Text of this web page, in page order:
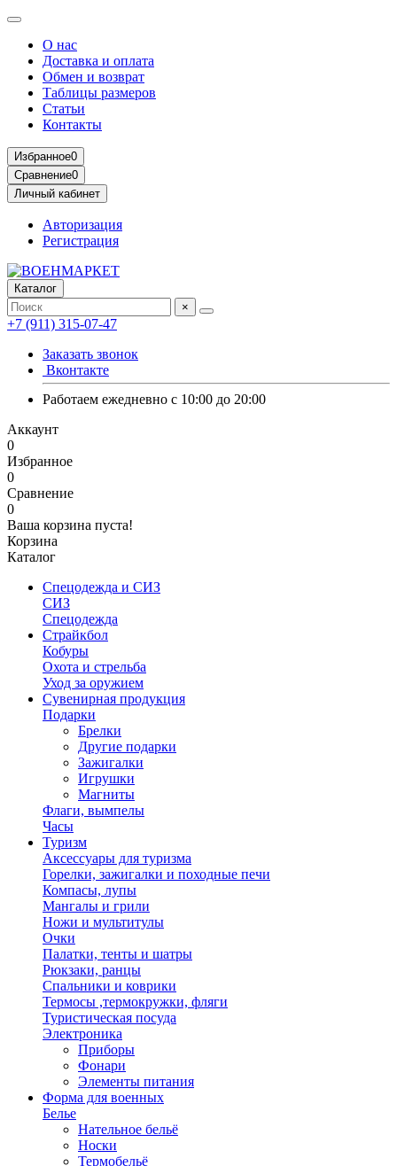
О нас
Доставка и оплата
Обмен и возврат
Таблицы размеров
Статьи
Контакты
Избранное0
Сравнение0
Личный кабинет
Авторизация
Регистрация
Каталог
×
+7 (911) 315-07-47
Заказать звонок
Вконтакте
Работаем ежедневно с 10:00 до 20:00
Аккаунт
0
Избранное
0
Сравнение
0
Ваша корзина пуста!
Корзина
Каталог
Спецодежда и СИЗ
СИЗ
Спецодежда
Страйкбол
Кобуры
Охота и стрельба
Уход за оружием
Сувенирная продукция
Подарки
Брелки
Другие подарки
Зажигалки
Игрушки
Магниты
Флаги, вымпелы
Часы
Туризм
Аксессуары для туризма
Горелки, зажигалки и походные печи
Компасы, лупы
Мангалы и грили
Ножи и мультитулы
Очки
Палатки, тенты и шатры
Рюкзаки, ранцы
Спальники и коврики
Термосы ,термокружки, фляги
Туристическая посуда
Электроника
Приборы
Фонари
Элементы питания
Форма для военных
Белье
Нательное бельё
Носки
Термобельё